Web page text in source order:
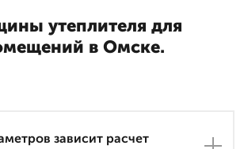
утеплителя для
в Омске.
зависит расчет